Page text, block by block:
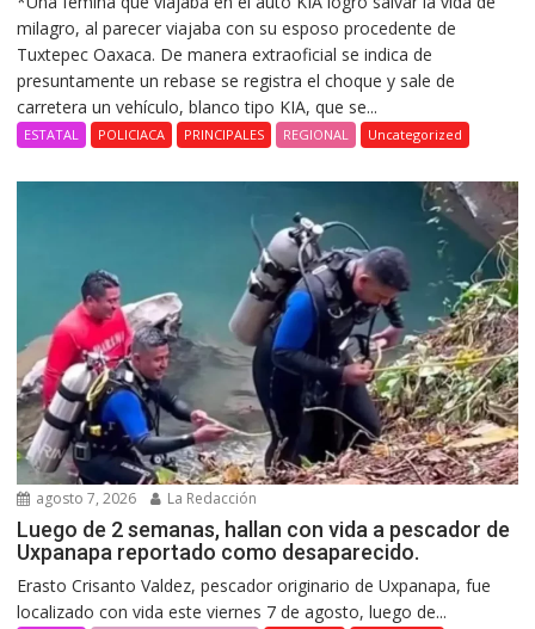
milagro, al parecer viajaba con su esposo procedente de
Tuxtepec Oaxaca. De manera extraoficial se indica de
presuntamente un rebase se registra el choque y sale de
carretera un vehículo, blanco tipo KIA, que se...
ESTATAL POLICIACA PRINCIPALES REGIONAL Uncategorized
agosto 7, 2026 La Redacción
Luego de 2 semanas, hallan con vida a pescador de
Uxpanapa reportado como desaparecido.
Erasto Crisanto Valdez, pescador originario de Uxpanapa, fue
localizado con vida este viernes 7 de agosto, luego de...